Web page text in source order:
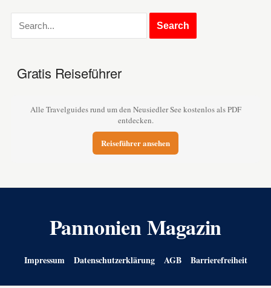
Gratis Reiseführer
Alle Travelguides rund um den Neusiedler See kostenlos als PDF
entdecken.
Reiseführer ansehen
Pannonien Magazin
Impressum Datenschutzerklärung AGB Barrierefreiheit